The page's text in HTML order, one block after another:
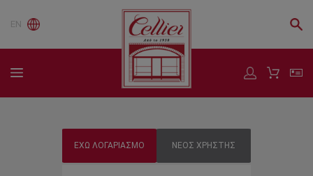
EN
ΕΧΩ ΛΟΓΑΡΙΑΣΜΟ ΝΕΟΣ ΧΡΗΣΤΗΣ